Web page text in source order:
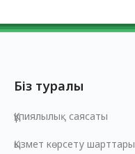
Біз туралы
Құпиялылық саясаты
Қызмет көрсету шарттары